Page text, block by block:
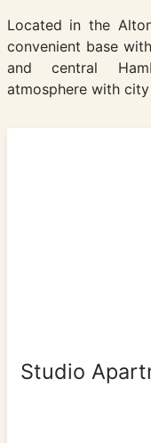
Located in the
convenient base
and central
atmosphere with
Studio